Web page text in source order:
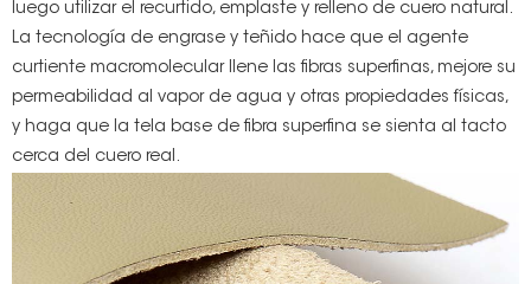
luego utilizar el recurtido, emplaste y relleno de cuero natural.
La tecnología de engrase y teñido hace que el agente
curtiente macromolecular llene las fibras superfinas, mejore su
permeabilidad al vapor de agua y otras propiedades físicas,
y haga que la tela base de fibra superfina se sienta al tacto
cerca del cuero real.